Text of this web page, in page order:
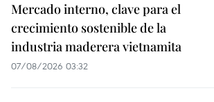
Mercado interno, clave para el
crecimiento sostenible de la
industria maderera vietnamita
07/08/2026 03:32